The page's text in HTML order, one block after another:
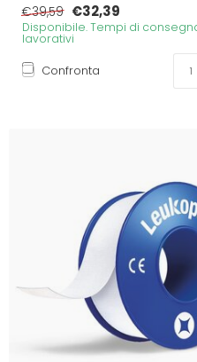
€39,59 €32,39
Disponibile. Tempi di
lavorativi
Confronta